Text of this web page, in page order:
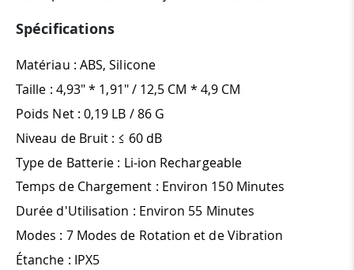
Spécifications
Matériau : ABS, Silicone
Taille : 4,93" * 1,91" / 12,5 CM * 4,9 CM
Poids Net : 0,19 LB / 86 G
Niveau de Bruit : ≤ 60 dB
Type de Batterie : Li-ion Rechargeable
Temps de Chargement : Environ 150 Minutes
Durée d'Utilisation : Environ 55 Minutes
Modes : 7 Modes de Rotation et de Vibration
Étanche : IPX5